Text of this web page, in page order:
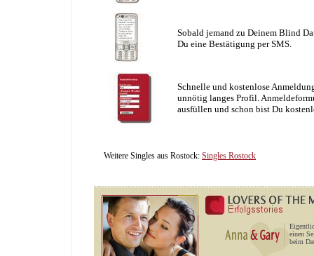
Sobald jemand zu Deinem Blind
Du eine Bestätigung per SMS.
Schnelle und kostenlose
unnötig langes Profil.
ausfüllen und schon bist Du
Weitere Singles aus Rostock: Singles Rostock
einen
beim